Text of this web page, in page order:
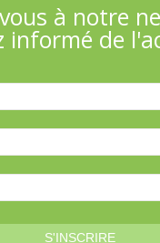
à notre
informé de